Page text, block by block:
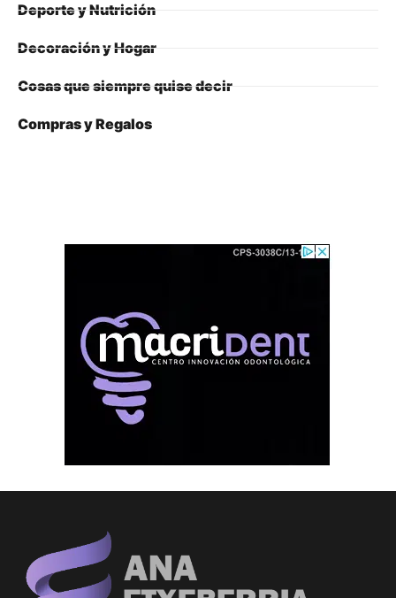
Deporte y Nutrición
Decoración y Hogar
Cosas que siempre quise decir
Compras y Regalos